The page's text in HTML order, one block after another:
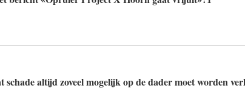
schade altijd zoveel mogelijk op de dader moet worden